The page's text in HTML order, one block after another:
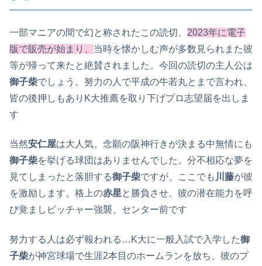
一部マニアの間で幻と称されたこの読切、 2023年に電子
版で販売が始まり、 当時を懐かしむ声が多数見られまた彼
等が帰って来たと絶賛されました。今回の読切の主人公は
御子柴でしょう。努力の人で平成の牛若丸とまで言われ、
皆の後押しもありK大推薦を取り下げプロ志望届を出しま
す
当然安仁屋は大人気、念願の阪神行きが決まる中無情にも
御子柴を挙げる球団はありませんでした。分不相応な夢を
見てしまったと落胆する御子柴ですが、ここでも 川藤が彼
を激励します。格上の赤星と勝負させ、彼の潜在能力を呼
び覚ましピッチャー強襲、センター前です
努力する人は必ず報われる…K大に一般入試で入学した御
子柴が神宮球場で生涯2本目のホームランを放ち、彼のプ